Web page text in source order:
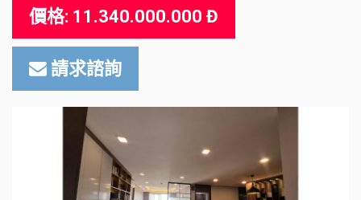
價格: 11.340.000.000 Đ
請求諮詢